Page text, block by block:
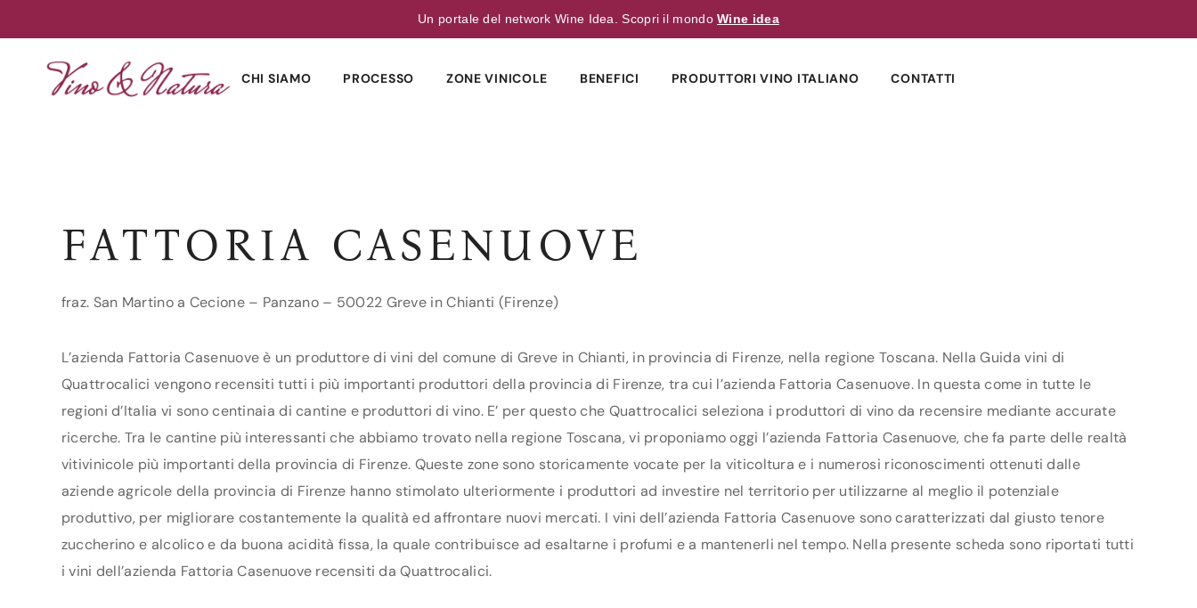
Un portale del network Wine Idea. Scopri il mondoWine idea
CHI SIAMO PROCESSO ZONE VINICOLE BENEFICI PRODUTTORI VINO ITALIANO CONTATTI
FATTORIA CASENUOVE
fraz. San Martino a Cecione – Panzano – 50022 Greve in Chianti (Firenze)
L’azienda Fattoria Casenuove è un produttore di vini del comune di Greve in Chianti, in provincia di Firenze, nella regione Toscana. Nella Guida vini di
Quattrocalici vengono recensiti tutti i più importanti produttori della provincia di Firenze, tra cui l’azienda Fattoria Casenuove. In questa come in tutte le
regioni d’Italia vi sono centinaia di cantine e produttori di vino. E’ per questo che Quattrocalici seleziona i produttori di vino da recensire mediante accurate
ricerche. Tra le cantine più interessanti che abbiamo trovato nella regione Toscana, vi proponiamo oggi l’azienda Fattoria Casenuove, che fa parte delle realtà
vitivinicole più importanti della provincia di Firenze. Queste zone sono storicamente vocate per la viticoltura e i numerosi riconoscimenti ottenuti dalle
aziende agricole della provincia di Firenze hanno stimolato ulteriormente i produttori ad investire nel territorio per utilizzarne al meglio il potenziale
produttivo, per migliorare costantemente la qualità ed affrontare nuovi mercati. I vini dell’azienda Fattoria Casenuove sono caratterizzati dal giusto tenore
zuccherino e alcolico e da buona acidità fissa, la quale contribuisce ad esaltarne i profumi e a mantenerli nel tempo. Nella presente scheda sono riportati tutti
i vini dell’azienda Fattoria Casenuove recensiti da Quattrocalici.